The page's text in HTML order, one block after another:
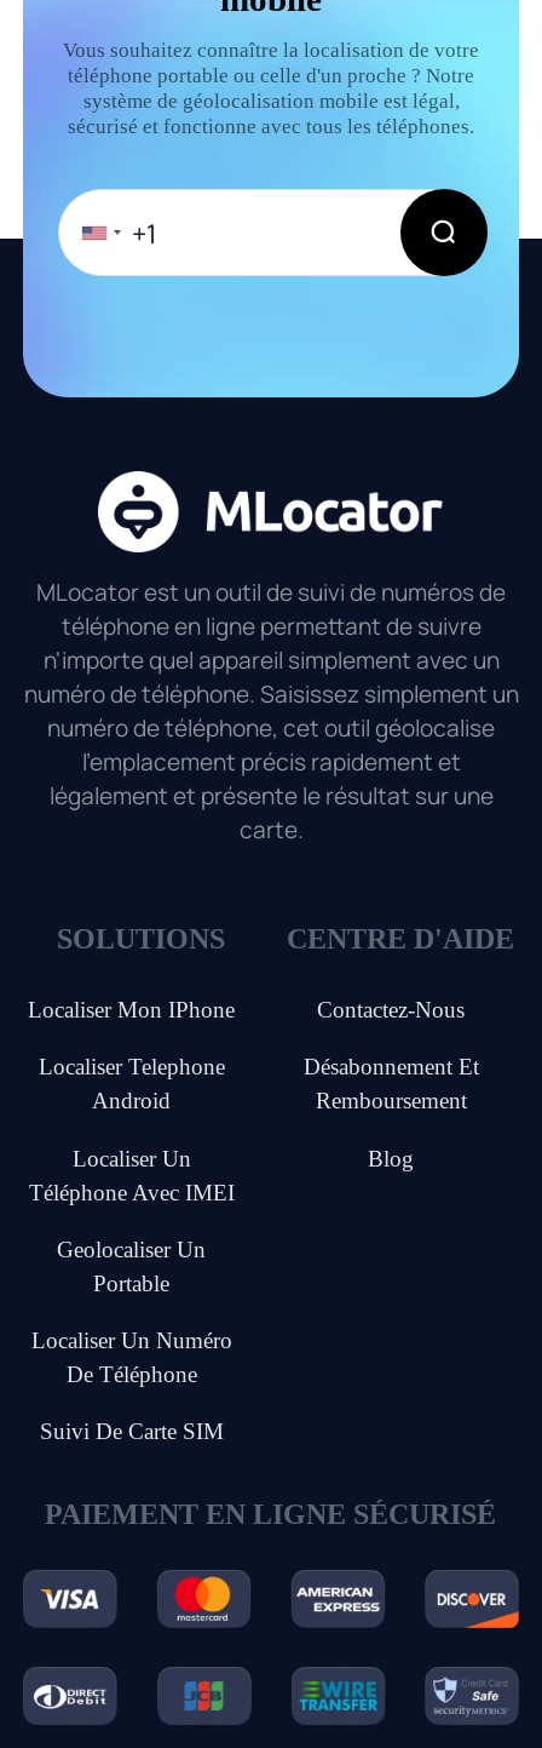
Vous souhaitez connaître la localisation de votre
téléphone portable ou celle d'un proche ? Notre
système de géolocalisation mobile est légal,
sécurisé et fonctionne avec tous les téléphones.
MLocator est un outil de suivi de numéros de
téléphone en ligne permettant de suivre
n'importe quel appareil simplement avec un
numéro de téléphone. Saisissez simplement un
numéro de téléphone, cet outil géolocalise
l'emplacement précis rapidement et
légalement et présente le résultat sur une
carte.
SOLUTIONS
Localiser Mon IPhone
Localiser Telephone
Android
Localiser Un
Téléphone Avec IMEI
Geolocaliser Un
Portable
Localiser Un Numéro
De Téléphone
Suivi De Carte SIM
CENTRE D'AIDE
Contactez-Nous
Désabonnement Et
Remboursement
Blog
PAIEMENT EN LIGNE SÉCURISÉ